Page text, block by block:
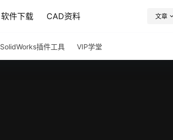
软件下载 CAD资料 文章
SolidWorks插件工具 VIP学堂